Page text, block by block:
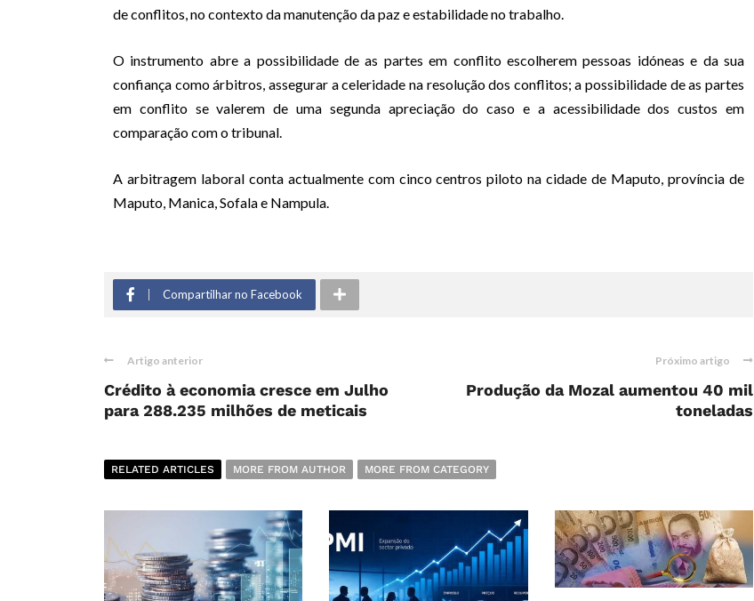
de conflitos, no contexto da manutenção da paz e estabilidade no trabalho.
O instrumento abre a possibilidade de as partes em conflito escolherem pessoas idóneas e da sua
confiança como árbitros, assegurar a celeridade na resolução dos conflitos; a possibilidade de as partes
em conflito se valerem de uma segunda apreciação do caso e a acessibilidade dos custos em
comparação com o tribunal.
A arbitragem laboral conta actualmente com cinco centros piloto na cidade de Maputo, província de
Maputo, Manica, Sofala e Nampula.
Compartilhar no Facebook
Artigo anterior
Crédito à economia cresce em Julho
para 288.235 milhões de meticais
Próximo artigo
Produção da Mozal aumentou 40 mil
toneladas
RELATED ARTICLES MORE FROM AUTHOR MORE FROM CATEGORY